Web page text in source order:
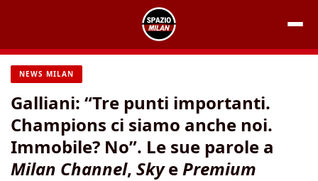
contenuto
NEWS MILAN
Galliani: “Tre punti importanti.
Champions ci siamo anche noi.
Immobile? No”. Le sue parole a
Milan Channel, SkyePremium